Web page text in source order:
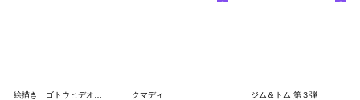
クマディ ジム＆トム 第３弾